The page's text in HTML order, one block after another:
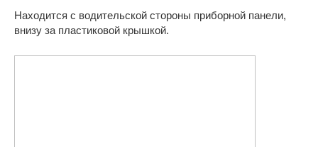
Находится с водительской стороны приборной панели,
внизу за пластиковой крышкой.